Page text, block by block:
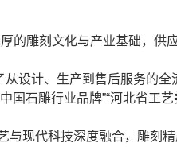
的雕刻文化与产业基础，供
设计、生产到售后服务的
石雕行业品牌”“河北省工
现代科技深度融合，雕刻